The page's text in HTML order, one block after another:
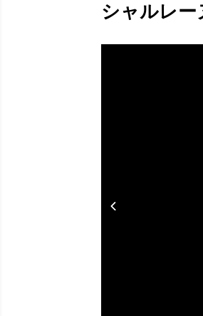
シャルレー